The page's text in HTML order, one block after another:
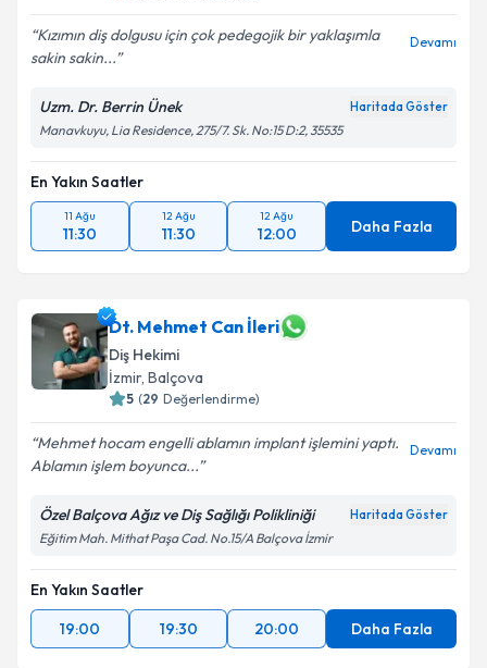
Kızımın diş dolgusu için çok pedegojik bir yaklaşımla
sakin sakin...
Devamı
Uzm. Dr. Berrin Ünek Haritada Göster
Manavkuyu, Lia Residence, 275/7. Sk. No:15 D:2, 35535
En Yakın Saatler
11 Ağu
11:30
12 Ağu
11:30
12 Ağu
12:00 Daha Fazla
Dt. Mehmet Can İleri
Diş Hekimi
İzmir, Balçova
5 (29 Değerlendirme)
Mehmet hocam engelli ablamın implant işlemini yaptı.
Ablamın işlem boyunca...
Devamı
Özel Balçova Ağız ve Diş Sağlığı Polikliniği Haritada Göster
Eğitim Mah. Mithat Paşa Cad. No.15/A Balçova İzmir
En Yakın Saatler
19:00
19:30 20:00 Daha Fazla